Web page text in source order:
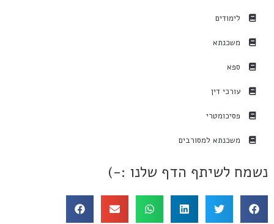
לימודים
משכנתא
ספא
עורכי דין
פסיכומטרי
משכנתא למסורבים
נשמח לשיתף הדף שלנו :-)